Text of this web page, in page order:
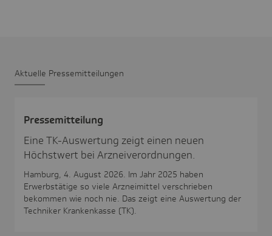
Aktu­elle Pres­se­mit­tei­lungen
Pres­se­mit­tei­lung
Eine TK-Auswertung zeigt einen neuen
Höchstwert bei Arzneiverordnungen.
Hamburg, 4. August 2026. Im Jahr 2025 haben
Erwerbstätige so viele Arzneimittel verschrieben
bekommen wie noch nie. Das zeigt eine Auswertung der
Techniker Krankenkasse (TK).